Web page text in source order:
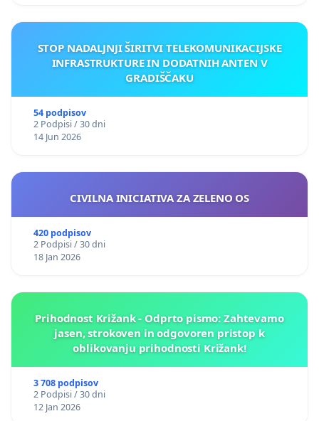
STOP NADALJNJI ŠIRITVI TELEKOMUNIKACIJSKE
INFRASTRUKTURE IN DODATNIH ANTEN V
GRADIŠČAKU
54 podpisov
2 Podpisi / 30 dni
14 Jun 2026
CIVILNA INICIATIVA ZA ZELENO OS
420 podpisov
2 Podpisi / 30 dni
18 Jan 2026
Prihodnost Križank - Odprto pismo: Zahtevamo
jasen, strokoven in odgovoren pristop k
oblikovanju prihodnosti Križank!
3 708 podpisov
2 Podpisi / 30 dni
12 Jan 2026